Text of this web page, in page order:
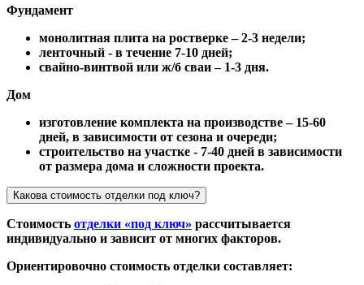
Фундамент
монолитная плита на ростверке – 2-3 недели;
ленточный - в течение 7-10 дней;
свайно-винтвой или ж/б сваи – 1-3 дня.
Дом
изготовление комплекта на производстве – 15-60
дней, в зависимости от сезона и очереди;
строительство на участке - 7-40 дней в зависимости
от размера дома и сложности проекта.
Какова стоимость отделки под ключ?
Стоимость отделки «под ключ» рассчитывается
индивидуально и зависит от многих факторов.
Ориентировочно стоимость отделки составляет: